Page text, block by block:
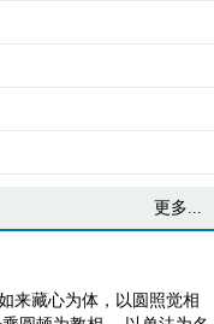
更多...
来藏心为体，以圆照觉相